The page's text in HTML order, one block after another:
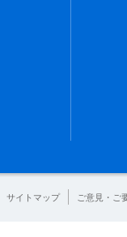
サイトマップ ご意見・ご